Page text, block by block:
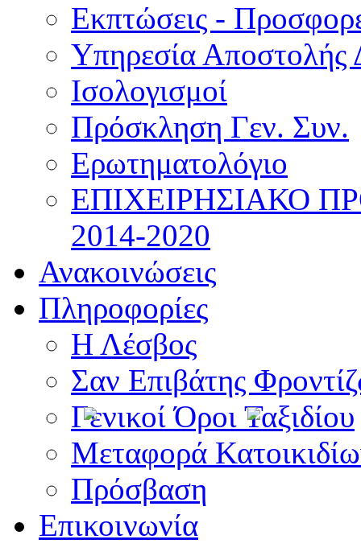
Εκπτώσεις -
Υπηρεσία Αποστολής
Ισολογισμοί
Πρόσκληση Γεν. Συν.
Ερωτηματολόγιο
ΕΠΙΧΕΙΡΗΣΙΑΚΟ
2014-2020
Ανακοινώσεις
Πληροφορίες
Η Λέσβος
Σαν Επιβάτης
Γενικοί Όροι Ταξιδίου
Μεταφορά
Πρόσβαση
Επικοινωνία